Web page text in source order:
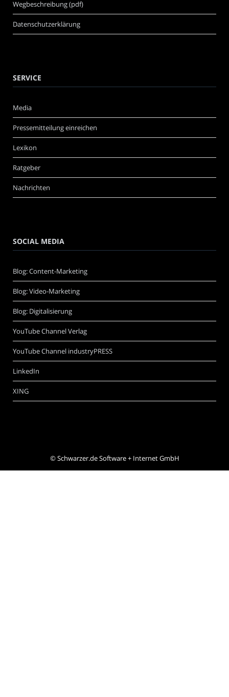
Wegbeschreibung (pdf)
Datenschutzerklärung
SERVICE
Media
Pressemitteilung einreichen
Lexikon
Ratgeber
Nachrichten
SOCIAL MEDIA
Blog: Content-Marketing
Blog: Video-Marketing
Blog: Digitalisierung
YouTube Channel Verlag
YouTube Channel industryPRESS
LinkedIn
XING
©Schwarzer.de Software + Internet GmbH